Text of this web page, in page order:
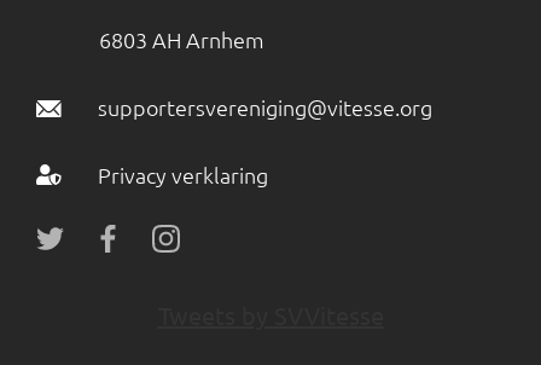
6803 AH Arnhem
supportersvereniging@vitesse.org
Privacy verklaring